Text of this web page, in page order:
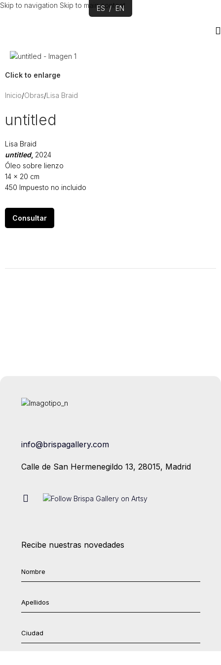
Skip to navigation Skip to main content
Click to enlarge
Inicio/Obras/Lisa Braid
untitled
Lisa Braid
untitled, 2024
Óleo sobre lienzo
14 x 20 cm
450 Impuesto no incluido
Consultar
info@brispagallery.com
Calle de San Hermenegildo 13, 28015, Madrid
Recibe nuestras novedades
ES / EN